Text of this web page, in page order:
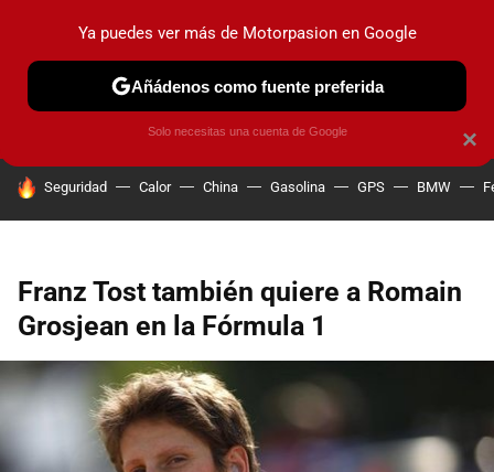
PRUEBAS COCHES ELÉCTRICOS OBSERVATORIO
HOY SE HABLA DE
Seguridad Calor China Gasolina GPS BMW
Franz Tost también quiere a Romain
Grosjean en la Fórmula 1
×
Ya puedes ver más de Motorpasion en Google
Añádenos como fuente preferida
Solo necesitas una cuenta de Google